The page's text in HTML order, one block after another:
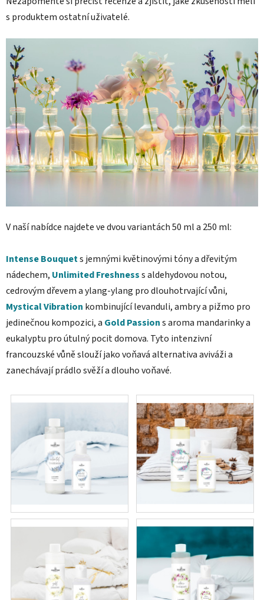
s produktem ostatní uživatelé.
V naší nabídce najdete ve dvou variantách 50 ml a 250 ml:
Intense Bouquets jemnými květinovými tóny a dřevitým
nádechem, Unlimited Freshnesss aldehydovou notou,
cedrovým dřevem a ylang-ylang pro dlouhotrvající vůni,
Mystical Vibration kombinující levanduli, ambry a pižmo pro
jedinečnou kompozici, a Gold Passions aroma mandarinky a
eukalyptu pro útulný pocit domova. Tyto intenzivní
francouzské vůně slouží jako voňavá alternativa aviváži a
zanechávají prádlo svěží a dlouho voňavé.